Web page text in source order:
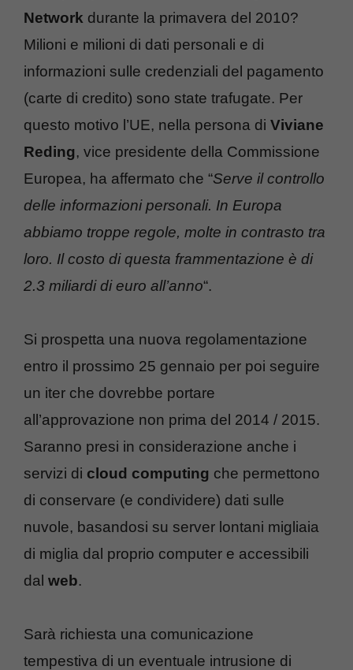
Network durante la primavera del 2010?
Milioni e milioni di dati personali e di
informazioni sulle credenziali del pagamento
(carte di credito) sono state trafugate. Per
questo motivo l’UE, nella persona di Viviane
Reding, vice presidente della Commissione
Europea, ha affermato che “Serve il controllo
delle informazioni personali. In Europa
abbiamo troppe regole, molte in contrasto tra
loro. Il costo di questa frammentazione è di
2.3 miliardi di euro all’anno“.
Si prospetta una nuova regolamentazione
entro il prossimo 25 gennaio per poi seguire
un iter che dovrebbe portare
all’approvazione non prima del 2014 / 2015.
Saranno presi in considerazione anche i
servizi di cloud computing che permettono
di conservare (e condividere) dati sulle
nuvole, basandosi su server lontani migliaia
di miglia dal proprio computer e accessibili
dal web.
Sarà richiesta una comunicazione
tempestiva di un eventuale intrusione di